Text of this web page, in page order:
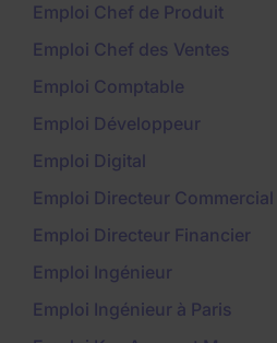
Emploi Chef de Produit
Emploi Chef des Ventes
Emploi Comptable
Emploi Développeur
Emploi Digital
Emploi Directeur Commercial
Emploi Directeur Financier
Emploi Ingénieur
Emploi Ingénieur à Paris